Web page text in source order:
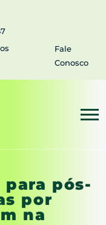
Fale
Conosco
pós-
por
na